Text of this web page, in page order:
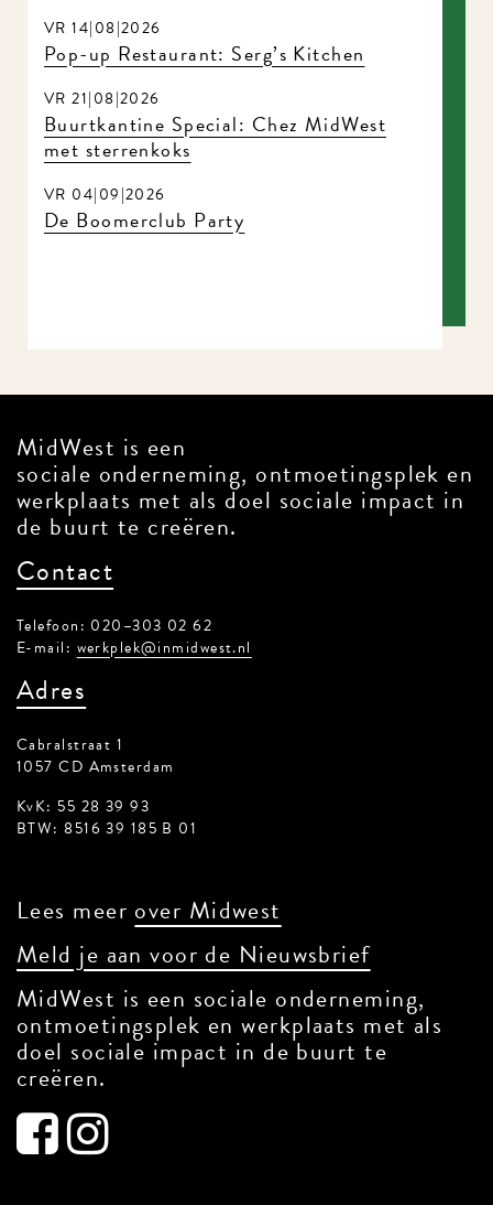
VR 14|08|2026
Pop-up Restaurant: Serg’s Kitchen
VR 21|08|2026
Buurtkantine Special: Chez MidWest
met sterrenkoks
VR 04|09|2026
De Boomerclub Party
MidWest is een
sociale onderneming, ontmoetingsplek en
werkplaats met als doel sociale impact in
de buurt te creëren.
Contact
Telefoon: 020–303 02 62
E-mail: werkplek@inmidwest.nl
Adres
Cabralstraat 1
1057 CD Amsterdam
KvK: 55 28 39 93
BTW: 8516 39 185 B 01
Lees meer over Midwest
Meld je aan voor de Nieuwsbrief
MidWest is een sociale onderneming,
ontmoetingsplek en werkplaats met als
doel sociale impact in de buurt te
creëren.